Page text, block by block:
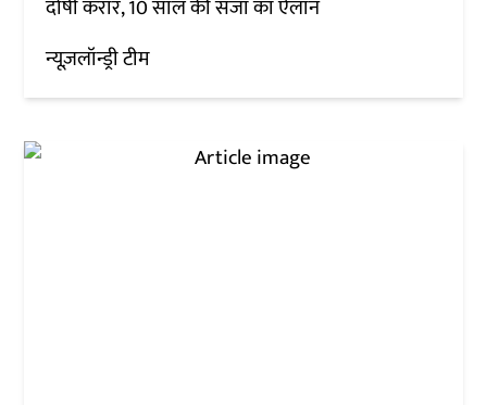
दोषी करार, 10 साल की सजा का ऐलान
न्यूज़लॉन्ड्री टीम